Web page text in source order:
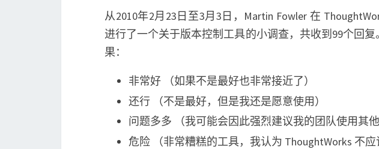
制
工
具
从2010年2月23日至3月3日，Martin Fowler 在
进行了一个关于版本控制工具的小调查，共收到99个回
果：
非常好 （如果不是最好也非常接近了）
还行 （不是最好，但是我还是愿意使用）
问题多多 （我可能会因此强烈建议我的团队使用其他
危险 （非常糟糕的工具，我认为 ThoughtWorks 不应